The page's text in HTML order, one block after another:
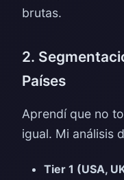
brutas.
2.
Países
Aprendí que no
igual. Mi análisis
Tier 1 (USA,